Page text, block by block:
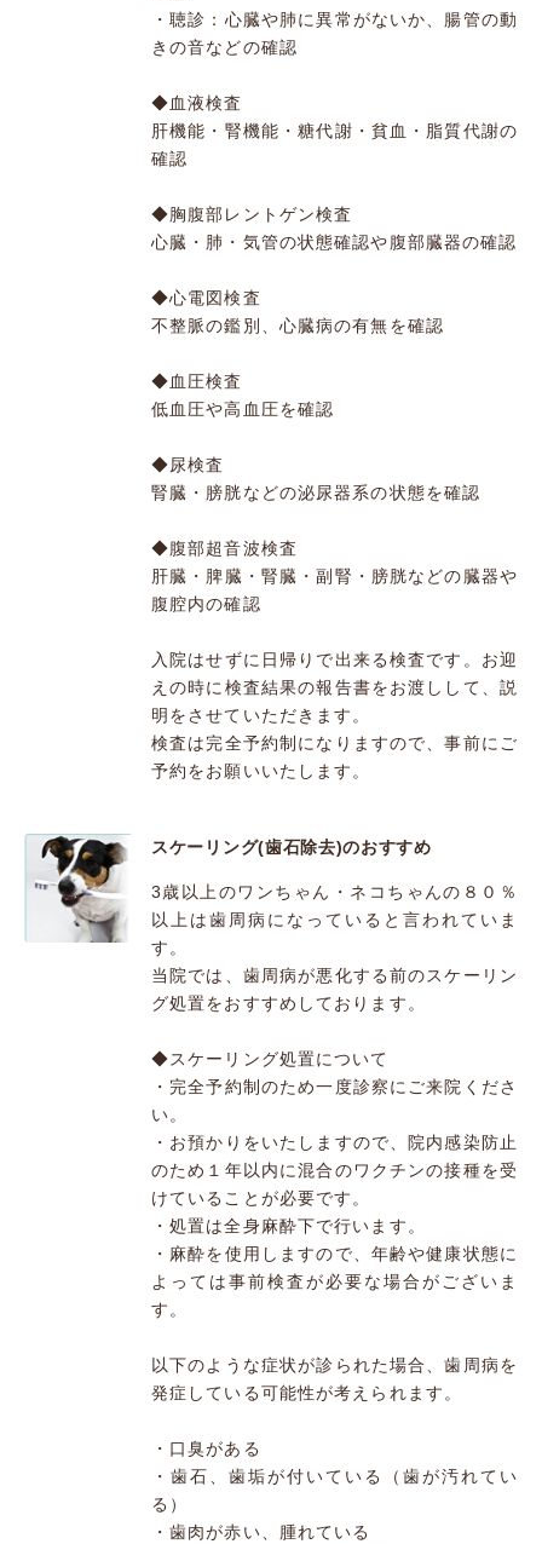
・聴診：心臓や肺に異常がないか、腸管の動
きの音などの確認
◆血液検査
肝機能・腎機能・糖代謝・貧血・脂質代謝の
確認
◆胸腹部レントゲン検査
心臓・肺・気管の状態確認や腹部臓器の確認
◆心電図検査
不整脈の鑑別、心臓病の有無を確認
◆血圧検査
低血圧や高血圧を確認
◆尿検査
腎臓・膀胱などの泌尿器系の状態を確認
◆腹部超音波検査
肝臓・脾臓・腎臓・副腎・膀胱などの臓器や
腹腔内の確認
入院はせずに日帰りで出来る検査です。お迎
えの時に検査結果の報告書をお渡しして、説
明をさせていただきます。
検査は完全予約制になりますので、事前にご
予約をお願いいたします。
スケーリング(歯石除去)のおすすめ
3歳以上のワンちゃん・ネコちゃんの８０％
以上は歯周病になっていると言われていま
す。
当院では、歯周病が悪化する前のスケーリン
グ処置をおすすめしております。
◆スケーリング処置について
・完全予約制のため一度診察にご来院くださ
い。
・お預かりをいたしますので、院内感染防止
のため１年以内に混合のワクチンの接種を受
けていることが必要です。
・処置は全身麻酔下で行います。
・麻酔を使用しますので、年齢や健康状態に
よっては事前検査が必要な場合がございま
す。
以下のような症状が診られた場合、歯周病を
発症している可能性が考えられます。
・口臭がある
・歯石、歯垢が付いている（歯が汚れてい
る）
・歯肉が赤い、腫れている